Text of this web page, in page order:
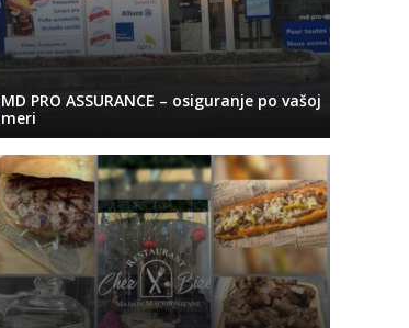
MD PRO ASSURANCE – osiguranje po vašoj
meri